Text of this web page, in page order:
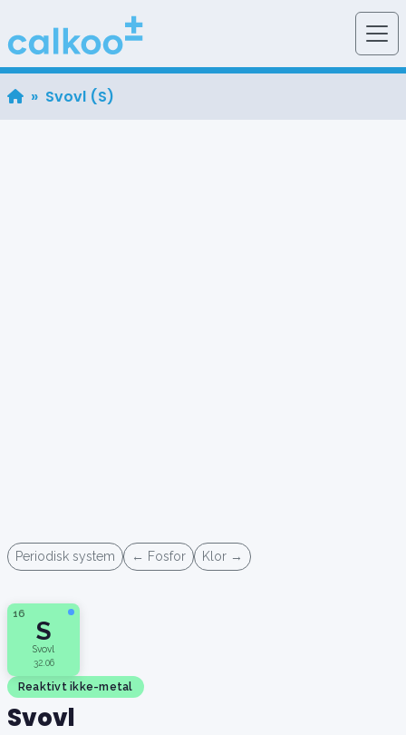
» Svovl (S)
Periodisk system ← Fosfor Klor →
16
S
Svovl
32.06
Reaktivt ikke-metal
Svovl